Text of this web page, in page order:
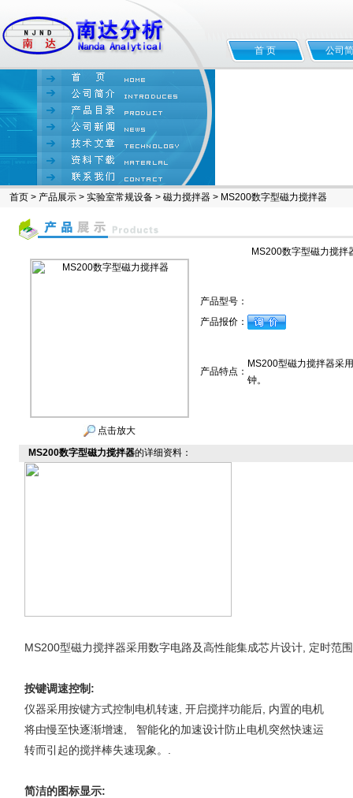
首 页 公司
首页 > 产品展示 > 实验室常规设备 > 磁力搅拌器 > MS200数字型磁力搅拌器
MS200数字型磁力搅拌
点击放大
产品型号：
产品报价：
产品特点：
MS200型磁力搅拌器采
钟。
MS200数字型磁力搅拌器的详细资料：
MS200型磁力搅拌器采用数字电路及高性能集成芯片设计, 定时范
按键调速控制 :
仪器采用按键方式控制电机转速, 开启搅拌功能后, 内置的电机
将由慢至快逐渐增速,
智能化的加速设计防止电机突然快速运
转而引起的搅拌棒失速现象。
简洁的图标显示: